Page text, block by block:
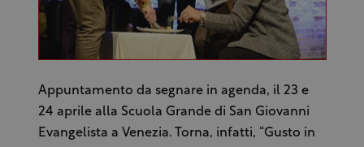
Appuntamento da segnare in agenda, il 23 e
24 aprile alla Scuola Grande di San Giovanni
Evangelista a Venezia. Torna, infatti, “Gusto in